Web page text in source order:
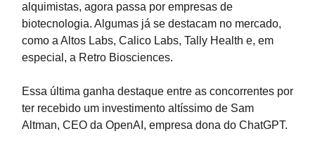
alquimistas, agora passa por empresas de
biotecnologia. Algumas já se destacam no mercado,
como a Altos Labs, Calico Labs, Tally Health e, em
especial, a Retro Biosciences.
Essa última ganha destaque entre as concorrentes por
ter recebido um investimento altíssimo de Sam
Altman, CEO da OpenAI, empresa dona do ChatGPT.